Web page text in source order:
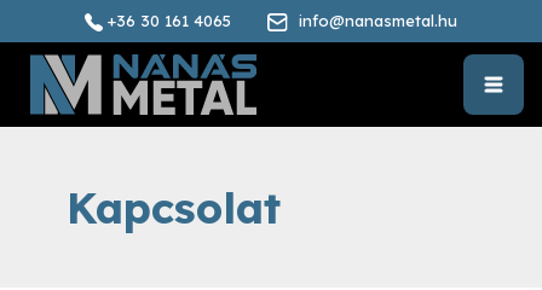
+36 30 161 4065 info@nanasmetal.hu
Kapcsolat